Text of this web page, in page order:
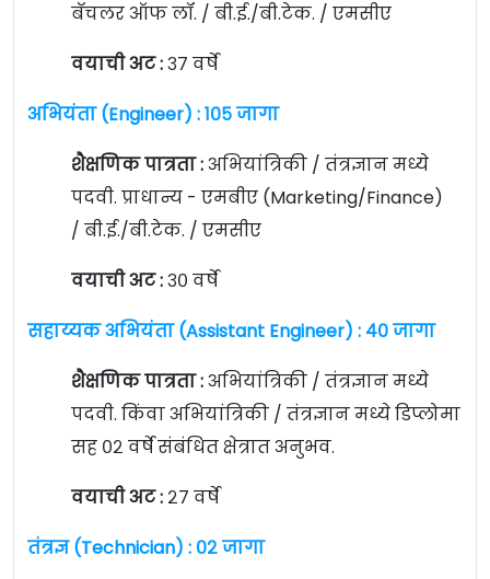
बॅचलर ऑफ लॉ. / बी.ई./बी.टेक. / एमसीए
वयाची अट :३७ वर्षे
अभियंता (Engineer) : १०५ जागा
शैक्षणिक पात्रता :अभियांत्रिकी / तंत्रज्ञान मध्ये
पदवी. प्राधान्य - एमबीए (Marketing/Finance)
/ बी.ई./बी.टेक. / एमसीए
वयाची अट :३० वर्षे
सहाय्यक अभियंता (Assistant Engineer) : ४० जागा
शैक्षणिक पात्रता :अभियांत्रिकी / तंत्रज्ञान मध्ये
पदवी. किंवा अभियांत्रिकी / तंत्रज्ञान मध्ये डिप्लोमा
सह ०२ वर्षे संबंधित क्षेत्रात अनुभव.
वयाची अट : २७ वर्षे
तंत्रज्ञ (Technician) : ०२ जागा